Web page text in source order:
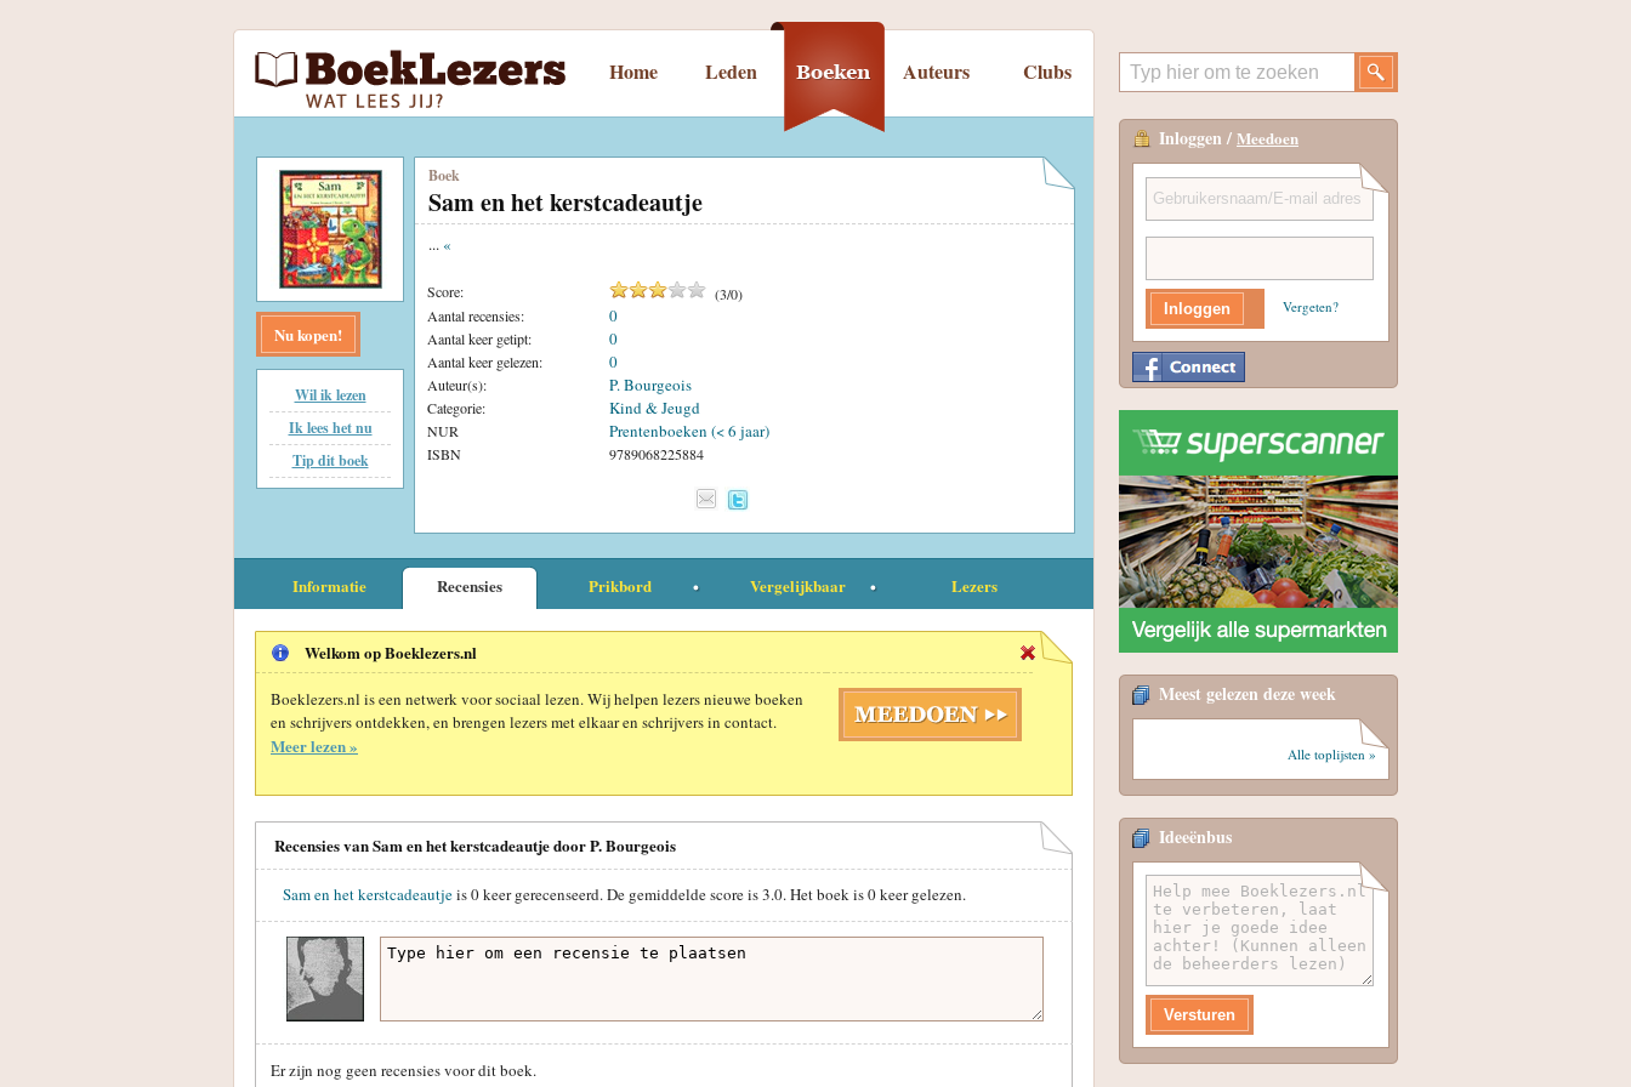
Home Leden Auteurs Clubs
Nu kopen!
Wil ik lezen
Ik lees het nu
Tip dit boek
Boek
Sam en het kerstcadeautje
... «
Score: (3/0)
Aantal recensies:
0
Aantal keer getipt: 0
Aantal keer gelezen: 0
Auteur(s): P. Bourgeois
Categorie: Kind & Jeugd
NUR Prentenboeken (< 6 jaar)
ISBN 9789068225884
Informatie Recensies Prikbord Vergelijkbaar Lezers
Welkom op Boeklezers.nl
Boeklezers.nl is een netwerk voor sociaal lezen. Wij helpen lezers nieuwe boeken
en schrijvers ontdekken, en brengen lezers met elkaar en schrijvers in contact.
Meer lezen »
Recensies van Sam en het kerstcadeautje door P. Bourgeois
Sam en het kerstcadeautjeis0keer gerecenseerd. De gemiddelde score is3.0. Het boek is0keer gelezen.
Er zijn nog geen recensies voor dit boek.
Inloggen / Meedoen
Vergeten?
Meest gelezen deze week
Alle toplijsten »
Ideeënbus